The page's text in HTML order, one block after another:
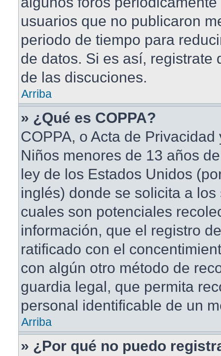
usuarios que no publicaron
periodo de tiempo para
de datos. Si es así, registrate
de las discuciones.
Arriba
» ¿Qué es COPPA?
COPPA, o Acta de
Niños menores de 13 años
ley de los Estados Unidos
inglés) donde se solicita a
cuales son potenciales
información, que el registro
ratificado con el
con algún otro método de
guardia legal, que permita
personal identificable de un
Arriba
» ¿Por qué no puedo